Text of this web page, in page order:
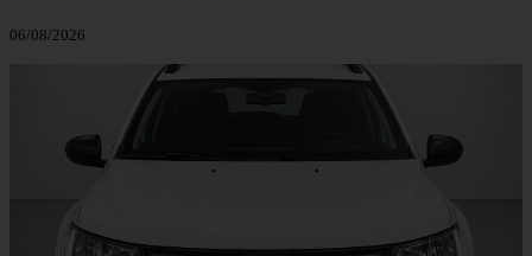
06/08/2026